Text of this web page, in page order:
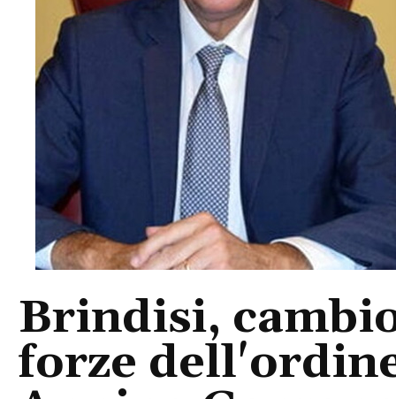
Brindisi,
forze